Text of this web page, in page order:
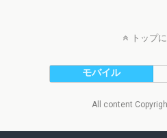
トップ
モバイル
All content